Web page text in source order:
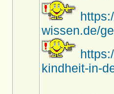
wissen.de/
kindheit-in-